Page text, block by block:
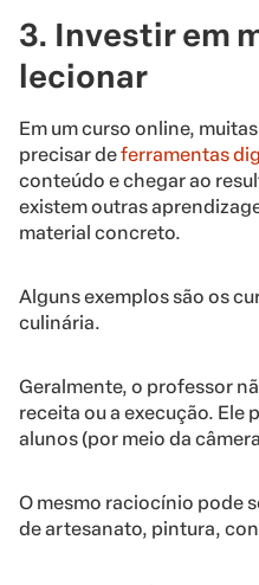
3. Investir em
lecionar
Em um curso online,
precisar deferramentas
conteúdo e chegar ao
existem outras
material concreto.
Alguns exemplos são os
culinária.
Geralmente, o professor
receita ou a execução. Ele
alunos (por meio da
O mesmo raciocínio pode
de artesanato, pintura,